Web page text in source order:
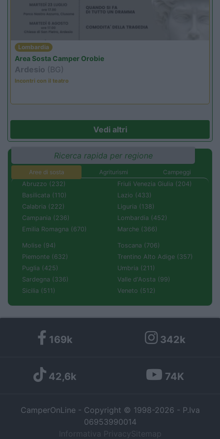
Lombardia
Area Sosta Camper Orobie
Ardesio (BG)
Incontri con il teatro
Vedi altri
Ricerca rapida per regione
Aree di sosta Agriturismi
Campeggi
Abruzzo (232)
Basilicata (110)
Calabria (222)
Campania (236)
Emilia Romagna (670)
Friuli Venezia Giulia (204)
Lazio (433)
Liguria (138)
Lombardia (452)
Marche (366)
Molise (94)
Piemonte (632)
Puglia (425)
Sardegna (336)
Sicilia (511)
Toscana (706)
Trentino Alto Adige (357)
Umbria (211)
Valle d'Aosta (99)
Veneto (512)
169k 342k
42,6k 74K
CamperOnLine - Copyright © 1998-2026 - P.Iva
06953990014
Informativa Privacy Sitemap